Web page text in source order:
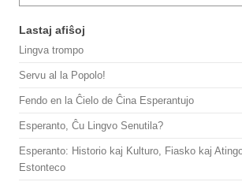
Lastaj afiŝoj
Lingva trompo
Servu al la Popolo!
Fendo en la Ĉielo de Ĉina Esperantujo
Esperanto, Ĉu Lingvo Senutila?
Esperanto: Historio kaj Kulturo, Fiasko kaj
Estonteco